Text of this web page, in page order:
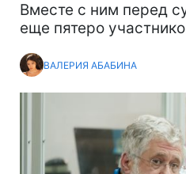
Вместе с ним перед
еще пятеро
ВАЛЕРИЯ АБАБИНА